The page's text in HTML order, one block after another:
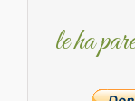
le ha